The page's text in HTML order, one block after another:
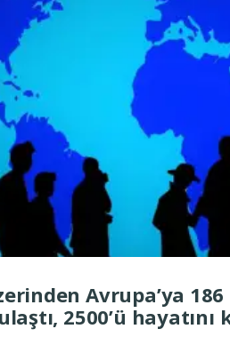
Avrupa’ya
ulaştı, 2500’ü